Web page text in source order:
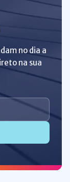
no dia a
na sua